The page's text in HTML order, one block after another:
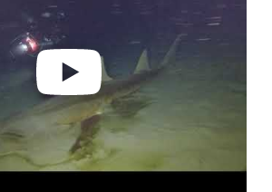
Play video